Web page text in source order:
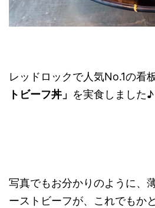
レッドロックで人気No.1の看
トビーフ丼」 を実食しました♪
写真でもお分かりのように、
ーストビーフが、これでもか